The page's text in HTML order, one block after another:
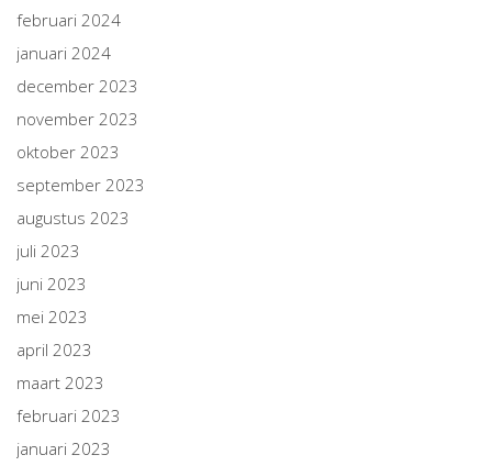
februari 2024
januari 2024
december 2023
november 2023
oktober 2023
september 2023
augustus 2023
juli 2023
juni 2023
mei 2023
april 2023
maart 2023
februari 2023
januari 2023